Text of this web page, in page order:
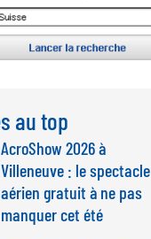
au top
AcroShow 2026 à
Villeneuve : le spectacle
aérien gratuit à ne pas
manquer cet été